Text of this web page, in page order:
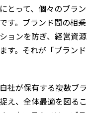
とって、個々のブラン
す。ブランド間の相乗
ョンを防ぎ、経営資源
す。それが「ブランド
社が保有する複数ブラ
え、全体最適を図るこ